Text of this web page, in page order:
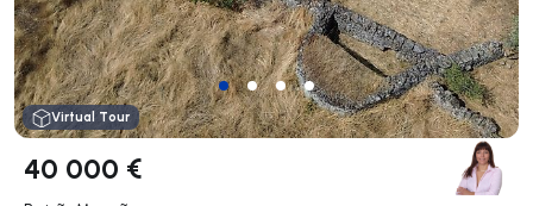
Virtual Tour
40 000 €